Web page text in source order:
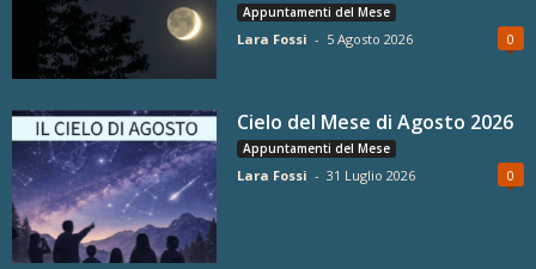
Appuntamenti del Mese
Lara Fossi - 5 Agosto 2026 0
Cielo del Mese di Agosto 2026
Appuntamenti del Mese
Lara Fossi - 31 Luglio 2026 0